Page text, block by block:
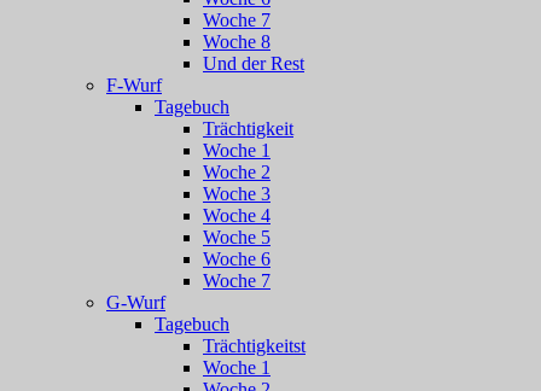
Woche 7
Woche 8
Und der Rest
F-Wurf
Tagebuch
Trächtigkeit
Woche 1
Woche 2
Woche 3
Woche 4
Woche 5
Woche 6
Woche 7
G-Wurf
Tagebuch
Trächtigkeitst
Woche 1